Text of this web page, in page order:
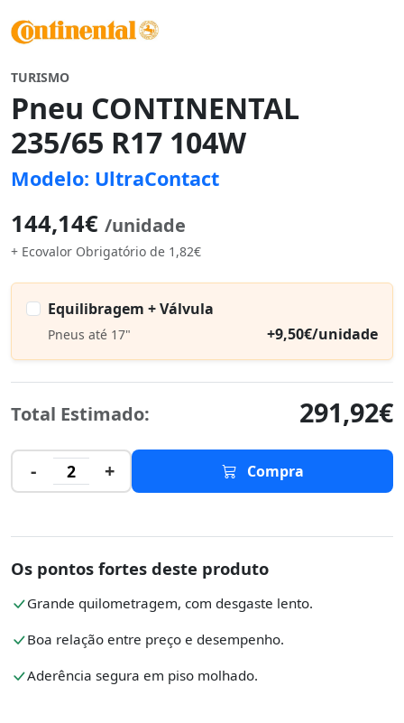
TURISMO
Pneu CONTINENTAL
235/65 R17 104W
Modelo: UltraContact
144,14€ /unidade
+ Ecovalor Obrigatório de 1,82€
Equilibragem + Válvula
Pneus até 17" +9,50€/unidade
Total Estimado: 291,92€
- 2 + Compra
Os pontos fortes deste produto
Grande quilometragem, com desgaste lento.
Boa relação entre preço e desempenho.
Aderência segura em piso molhado.